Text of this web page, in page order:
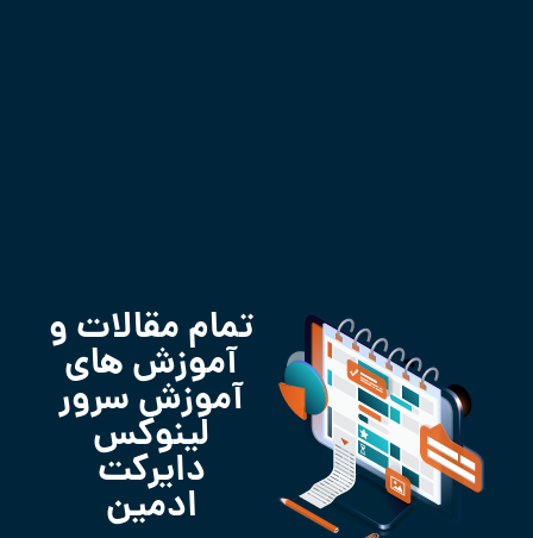
تمام مقالات و
آموزش های
آموزش سرور
لینوکس
دایرکت
ادمین